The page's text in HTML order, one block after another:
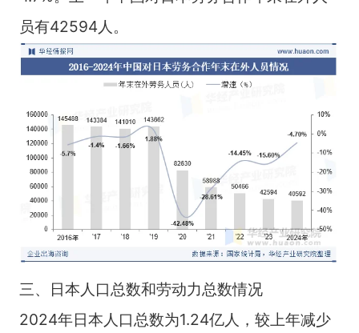
员有42594人。
三、日本人口总数和劳动力总数情况
2024年日本人口总数为1.24亿人，较上年减少